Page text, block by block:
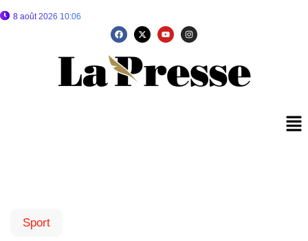
8 août 2026 10:06
Sport